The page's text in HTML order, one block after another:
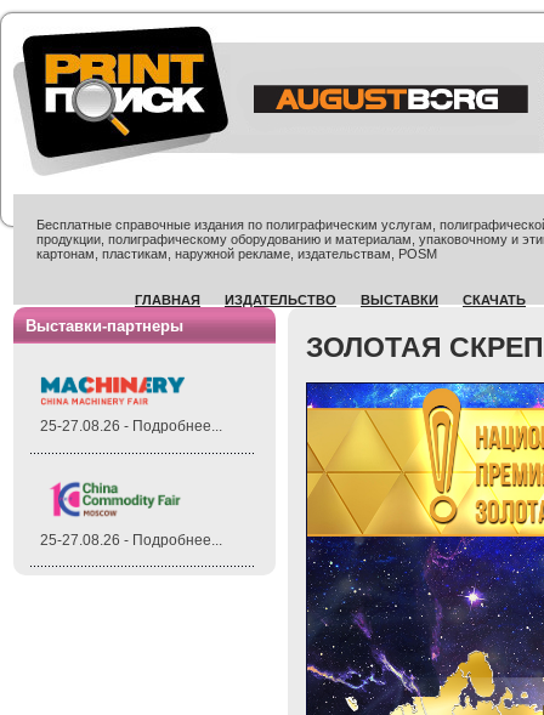
Бесплатные справочные издания по полиграфическим услугам,
продукции, полиграфическому оборудованию и материалам, упаковочному и
картонам, пластикам, наружной рекламе, издательствам, POSM
ГЛАВНАЯ ИЗДАТЕЛЬСТВО ВЫСТАВКИ СКАЧАТЬ
Выставки-партнеры
25-27.08.26 - Подробнее...
25-27.08.26 - Подробнее...
ЗОЛОТАЯ